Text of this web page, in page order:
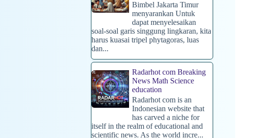
Bimbel Jakarta Timur
menyarankan Untuk
dapat menyelesaikan
soal-soal garis singgung lingkaran, kita
harus kuasai tripel phytagoras, luas
dan...
Radarhot com Breaking
News Math Science
education
Radarhot com is an
Indonesian website that
has carved a niche for
itself in the realm of educational and
scientific news. As the world incre...